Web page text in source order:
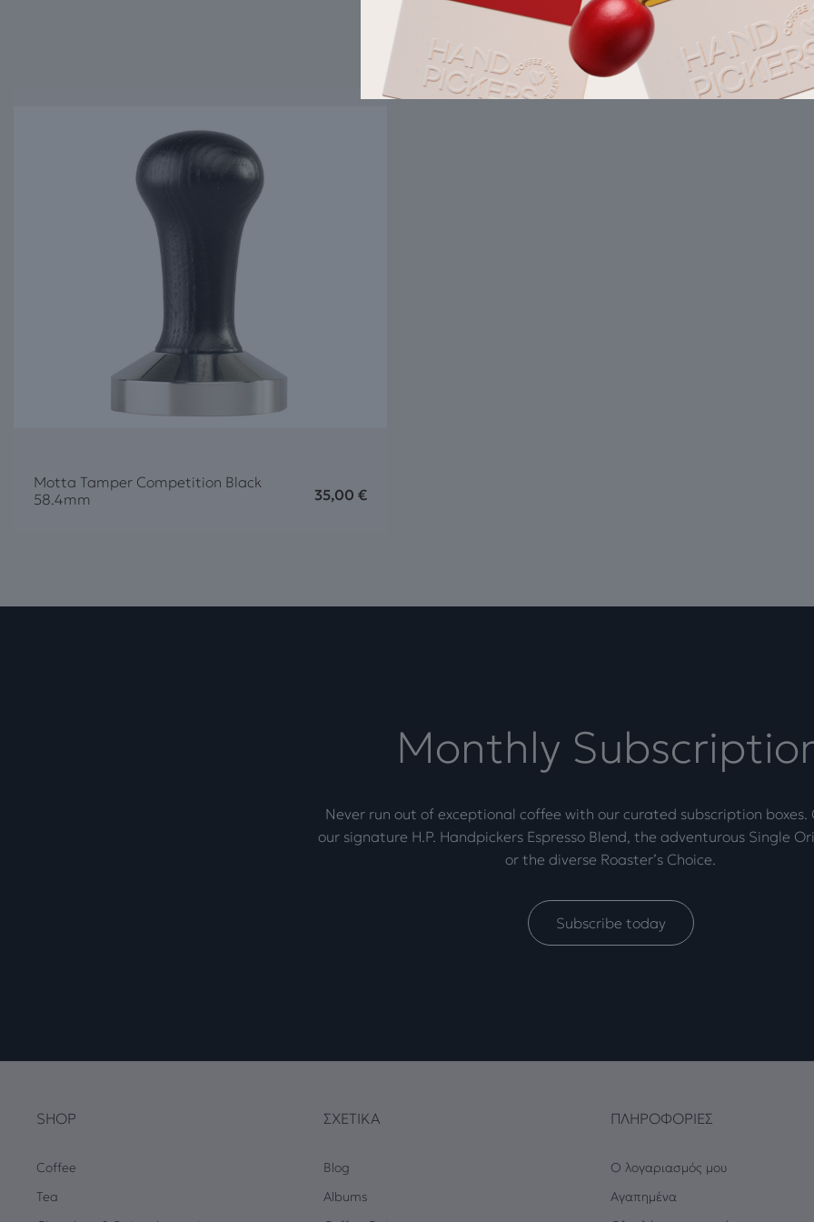
Ταιριάζει με
Motta Tamper Competition Black
58.4mm
35,00€
Monthly
Never run out of exceptional coffee with our curated subscription boxes.
our signature H.P. Handpickers Espresso Blend, the adventurous Single
or the diverse Roaster’s Choice.
Subscribe today
SHOP
Coffee
Tea
ΣΧΕΤΙΚΆ
Blog
Albums
ΠΛΗΡΟΦΟΡΊΕΣ
Ο λογαριασμός μου
Αγαπημένα